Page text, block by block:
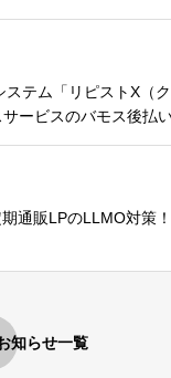
ステム「リピストX（
ービスのバモス後払
期通販LPのLLMO対策
知らせ一覧